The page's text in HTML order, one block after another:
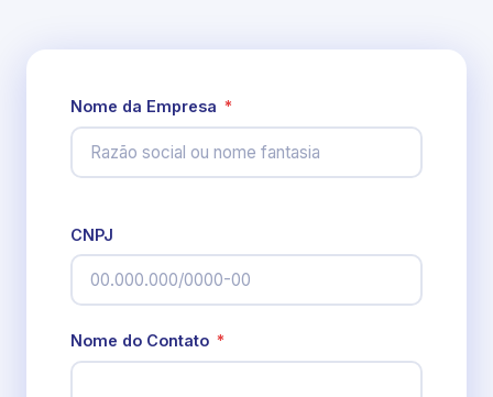
Nome da Empresa *
CNPJ
Nome do Contato *